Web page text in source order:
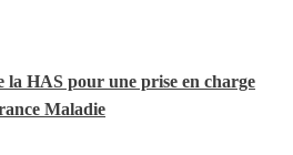
la HAS pour une prise en charge
Maladie